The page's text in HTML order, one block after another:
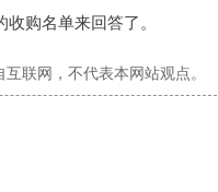
购名单来回答了。
联网，不代表本网站观点。